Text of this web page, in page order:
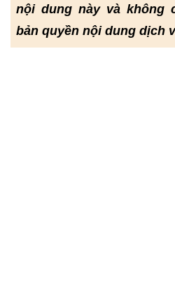
nội dung này và không
bản quyền nội dung dịch